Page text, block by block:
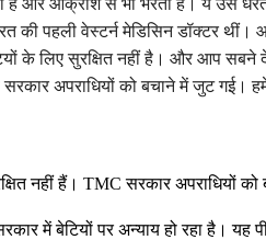
है और आक्रोश से भी भरता है। ये उस
की पहली वेस्टर्न मेडिसिन डॉक्टर
के लिए सुरक्षित नहीं है। और आप सबने
अपराधियों को बचाने में जुट गई।
नहीं हैं। TMC सरकार अपराधियों को
में बेटियों पर अन्याय हो रहा है। यह